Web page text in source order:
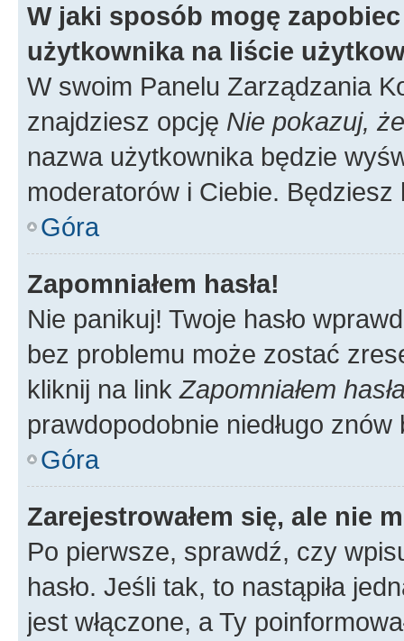
W jaki sposób mogę
użytkownika na liście
W swoim Panelu Zarządzania
znajdziesz opcję Nie pokazuj,
nazwa użytkownika będzie
moderatorów i Ciebie.
Góra
Zapomniałem hasła!
Nie panikuj! Twoje hasło
bez problemu może zostać
kliknij na linkZapomniałem
prawdopodobnie niedługo
Góra
Zarejestrowałem się, ale nie
Po pierwsze, sprawdź, czy
hasło. Jeśli tak, to nastąpiła
jest włączone, a Ty